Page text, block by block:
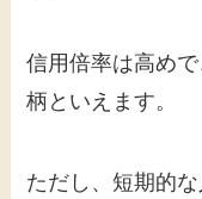
信用倍率は高め
柄といえます。
ただし、短期的